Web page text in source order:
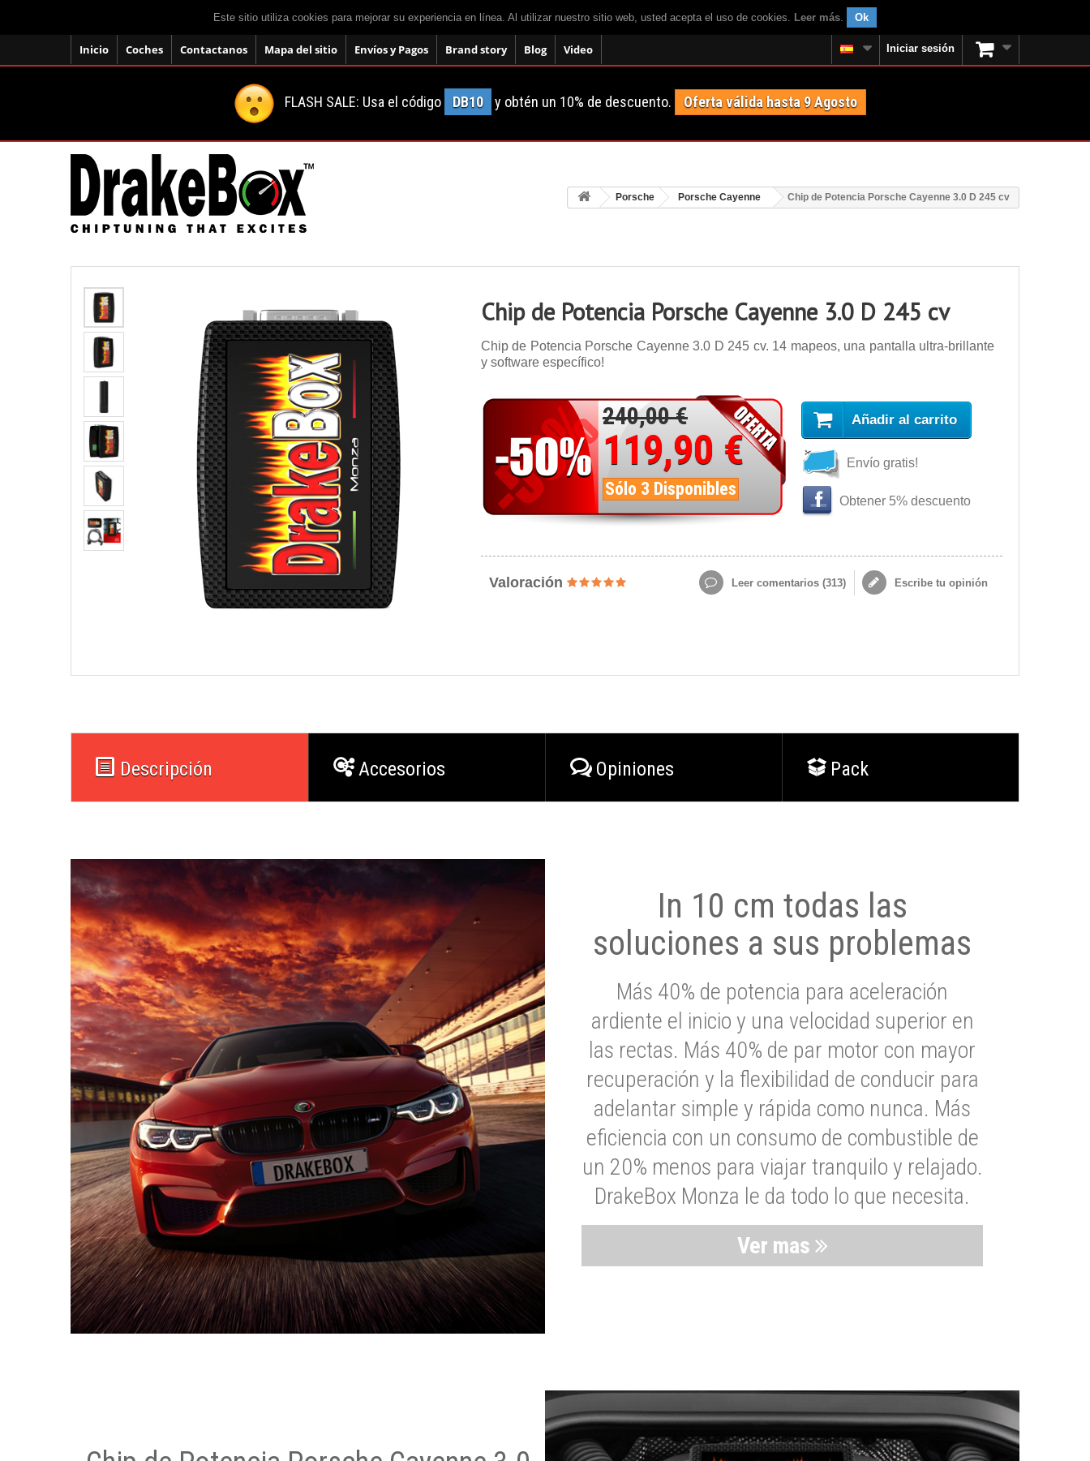
Este sitio utiliza cookies para mejorar su experiencia en línea. Al utilizar nuestro sitio web, usted acepta el uso de cookies. Leer más. Ok
Inicio Coches Contactanos Mapa del sitio Envíos y Pagos Brand story Blog Video Iniciar sesión
FLASH SALE: Usa el código DB10 y obtén un 10% de descuento. Oferta válida hasta 9 Agosto
Porsche Porsche Cayenne Chip de Potencia Porsche Cayenne 3.0 D 245 cv
Chip de Potencia Porsche Cayenne 3.0 D 245 cv
Chip de Potencia Porsche Cayenne 3.0 D 245 cv. 14 mapeos, una pantalla ultra-brillante
y software específico!
240,00 €
119,90 €
Sólo 3 Disponibles
Añadir al carrito
Envío gratis!
Obtener 5% descuento
Valoración Leer comentarios (313) Escribe tu opinión
Descripción Accesorios Opiniones Pack
In 10 cm todas las
soluciones a sus problemas
Más 40% de potencia para aceleración
ardiente el inicio y una velocidad superior en
las rectas. Más 40% de par motor con mayor
recuperación y la flexibilidad de conducir para
adelantar simple y rápida como nunca. Más
eficiencia con un consumo de combustible de
un 20% menos para viajar tranquilo y relajado.
DrakeBox Monza le da todo lo que necesita.
Ver mas